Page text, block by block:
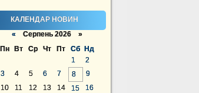
КАЛЕНДАР НОВИН
« Серпень 2026 »
Пн
Вт Ср Чт Пт Сб
Нд
1
2
3
4 5 6 7 8
9
10
11 12 13 14 15
16